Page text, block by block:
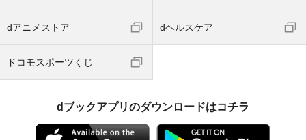
dアニメストア dヘルスケア
ドコモスポーツくじ
dブックアプリのダウンロードはコチラ